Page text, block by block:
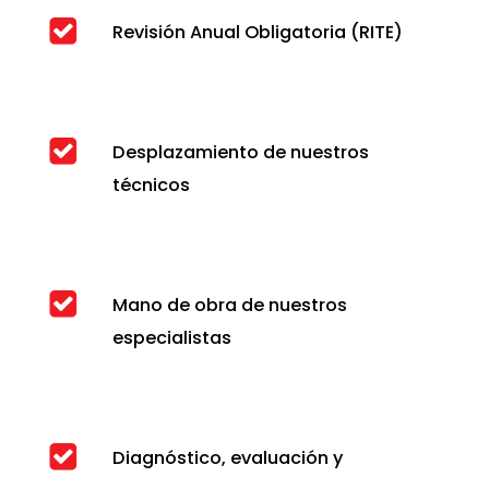
Revisión Anual Obligatoria (RITE)
Desplazamiento de nuestros
técnicos
Mano de obra de nuestros
especialistas
Diagnóstico, evaluación y